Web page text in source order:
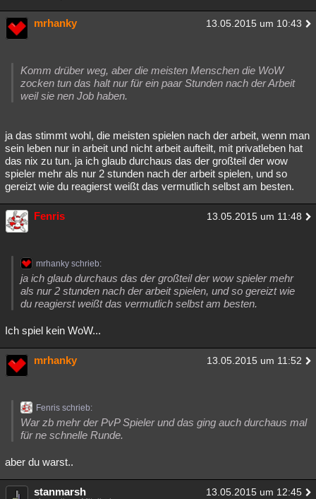
mrhanky 13.05.2015 um 10:43
Komm drüber weg, aber die meisten Menschen die WoW
zocken tun das halt nur für ein paar Stunden nach der Arbeit
weil sie nen Job haben.
ja das stimmt wohl, die meisten spielen nach der arbeit, wenn man
sein leben nur in arbeit und nicht arbeit aufteilt, mit privatleben hat
das nix zu tun. ja ich glaub durchaus das der großteil der wow
spieler mehr als nur 2 stunden nach der arbeit spielen, und so
gereizt wie du reagierst weißt das vermutlich selbst am besten.
Fenris 13.05.2015 um 11:48
mrhanky schrieb:
ja ich glaub durchaus das der großteil der wow spieler mehr
als nur 2 stunden nach der arbeit spielen, und so gereizt wie
du reagierst weißt das vermutlich selbst am besten.
Ich spiel kein WoW...
mrhanky 13.05.2015 um 11:52
Fenris schrieb:
War zb mehr der PvP Spieler und das ging auch durchaus mal
für ne schnelle Runde.
aber du warst..
stanmarsh 13.05.2015 um 12:45